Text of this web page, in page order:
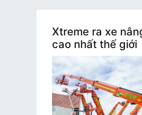
Xtreme ra xe
cao nhất thế giới